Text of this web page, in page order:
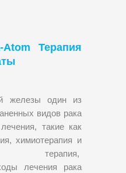
Терапия
железы один из
видов рака
такие как
химиотерапия и
лечения рака